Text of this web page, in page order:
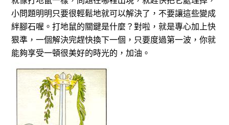
小問題明明只要很輕鬆地就可以解決了，不要讓這些變成
絆腳石喔。打地鼠的關鍵是什麼？對啦，就是專心加上快
狠準，一個解決完趕快換下一個，只要度過第一波，你就
能夠享受一頓很美好的時光的，加油。